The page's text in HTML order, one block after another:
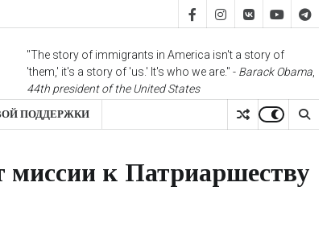
FB IS vk YT TG
"The story of immigrants in America isn't a story of
'them,' it's a story of 'us.' It's who we are." - Barack Obama
44th president of the United States
ПОДДЕРЖКИ
миссии к Патриаршеству